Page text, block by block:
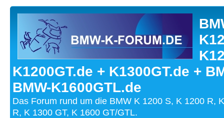
K1200GT.de + K1300GT.de +
BMW-K1600GTL.de
Das Forum rund um die BMW K 1200 S, K 1200 R,
R, K 1300 GT, K 1600 GT/GTL.